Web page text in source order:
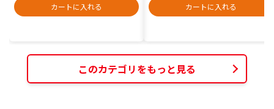
カートに入れる
カートに入れる
このカテゴリをもっと見る